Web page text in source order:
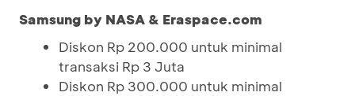
Samsung by NASA & Eraspace.com
Diskon Rp 200.000 untuk minimal
transaksi Rp 3 Juta
Diskon Rp 300.000 untuk minimal